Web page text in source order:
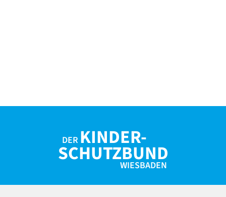
DER KINDER-
SCHUTZBUND
WIESBADEN